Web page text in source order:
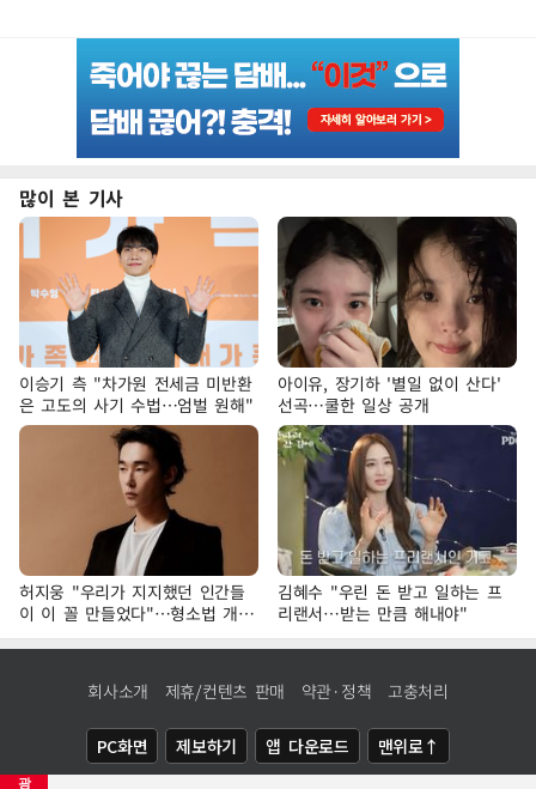
광
많이 본 기사
이승기 측 "차가원 전세금 미반환
은 고도의 사기 수법…엄벌 원해"
아이유, 장기하 '별일 없이 산다'
선곡…쿨한 일상 공개
허지웅 "우리가 지지했던 인간들
이 이 꼴 만들었다"…형소법 개정
에 격한 반응
김혜수 "우린 돈 받고 일하는 프
리랜서…받는 만큼 해내야"
회사소개 제휴/컨텐츠 판매 약관·정책 고충처리
PC화면 제보하기 앱 다운로드 맨위로↑